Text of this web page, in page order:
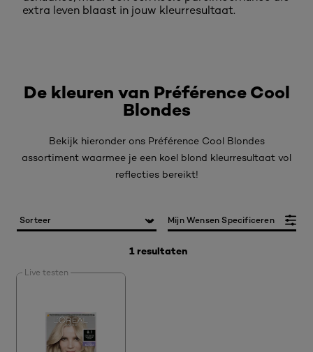
extra leven blaast in jouw kleurresultaat.
De kleuren van Préférence Cool
Blondes
Bekijk hieronder ons Préférence Cool Blondes
assortiment waarmee je een koel blond kleurresultaat vol
reflecties bereikt!
1 resultaten
Mijn Wensen Specificeren
Live testen